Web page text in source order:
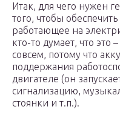
Итак, для чего нужен
того, чтобы
работающее на
кто-то думает, что это
совсем, потому что
поддержания
двигателе (он
сигнализацию,
стоянки и т.п.).